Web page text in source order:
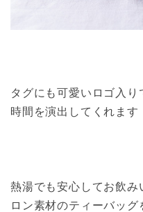
タグにも可愛いロゴ入
時間を演出してくれます
熱湯でも安心してお飲み
ロン素材のティーバッグ